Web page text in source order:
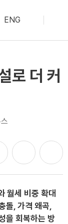
ENG
로 더 커
월세 비중 확대
돌, 가격 왜곡,
을 회복하는 방